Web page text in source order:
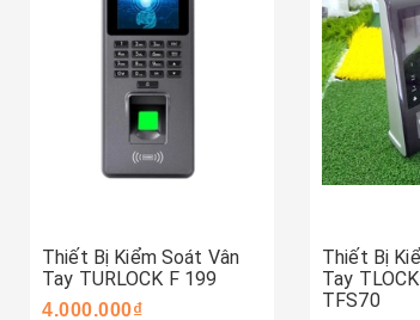
Thiết Bị Kiểm Soát Vân
Tay TURLOCK F 199
4.000.000₫
Thiết Bị
Tay
TFS70